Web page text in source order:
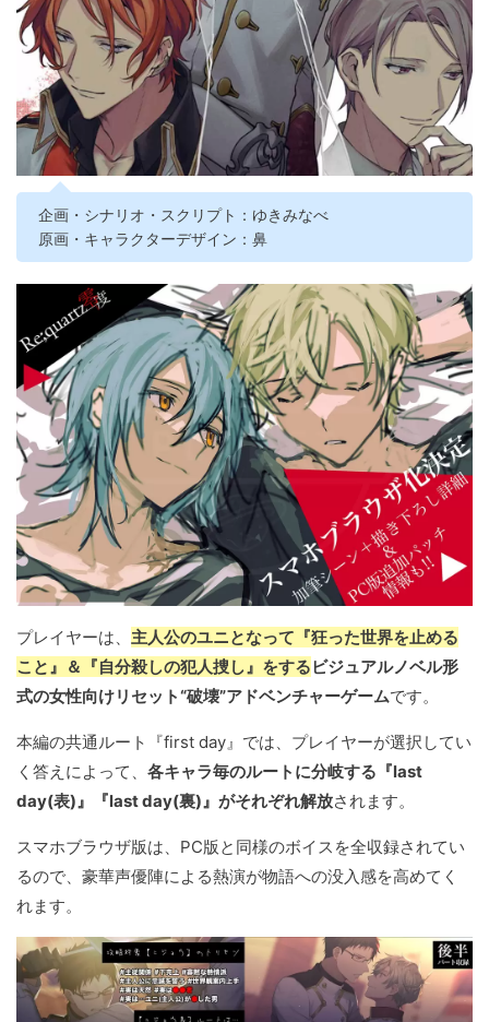
企画・シナリオ・スクリプト：ゆきみなべ
原画・キャラクターデザイン：鼻
プレイヤーは、 主人公のユニとなって『狂った世界を止める
こと』＆『自分殺しの犯人捜し』をするビジュアルノベル形
式の女性向けリセット“破壊”アドベンチャーゲームです。
本編の共通ルート『first day』では、プレイヤーが選択してい
く答えによって、 各キャラ毎のルートに分岐する『last
day(表)』『last day(裏)』がそれぞれ解放されます。
スマホブラウザ版は、PC版と同様のボイスを全収録されてい
るので、豪華声優陣による熱演が物語への没入感を高めてく
れます。